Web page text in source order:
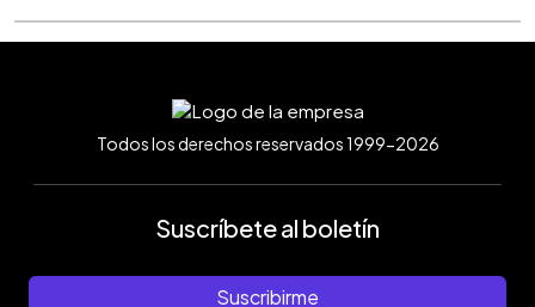
Todos los derechos reservados 1999-2026
Suscríbete al boletín
Suscribirme